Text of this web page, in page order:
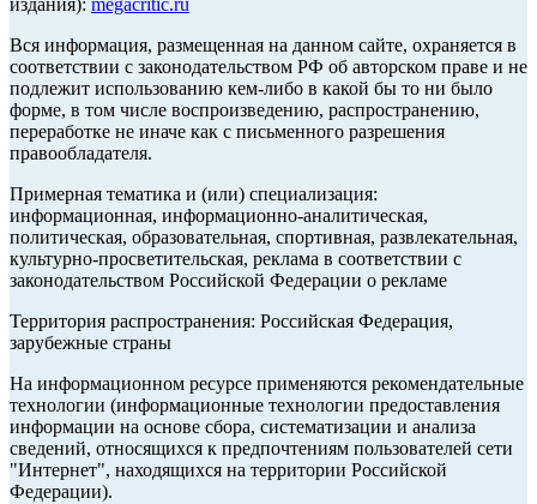
издания): megacritic.ru
Вся информация, размещенная на данном сайте, охраняется в
соответствии с законодательством РФ об авторском праве и не
подлежит использованию кем-либо в какой бы то ни было
форме, в том числе воспроизведению, распространению,
переработке не иначе как с письменного разрешения
правообладателя.
Примерная тематика и (или) специализация:
информационная, информационно-аналитическая,
политическая, образовательная, спортивная, развлекательная,
культурно-просветительская, реклама в соответствии с
законодательством Российской Федерации о рекламе
Территория распространения: Российская Федерация,
зарубежные страны
На информационном ресурсе применяются рекомендательные
технологии (информационные технологии предоставления
информации на основе сбора, систематизации и анализа
сведений, относящихся к предпочтениям пользователей сети
"Интернет", находящихся на территории Российской
Федерации).